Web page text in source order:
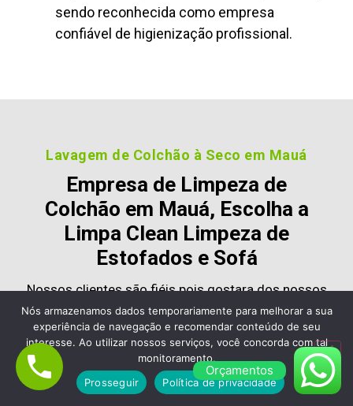
sendo reconhecida como empresa
confiável de higienização profissional.
Lavagem de Colchão à Seco em Mauá
Empresa de Limpeza de
Colchão em Mauá, Escolha a
Limpa Clean Limpeza de
Estofados e Sofá
Nossos clientes são fiéis pois gostara dos nossos
serviços e nos recomendam, veja alguns desses
comentários:
Orçamentos
Nós armazenamos dados temporariamente para melhorar a sua
experiência de navegação e recomendar conteúdo de seu
interesse. Ao utilizar nossos serviços, você concorda com tal
monitoramento.
Prosseguir
Política de privacidade